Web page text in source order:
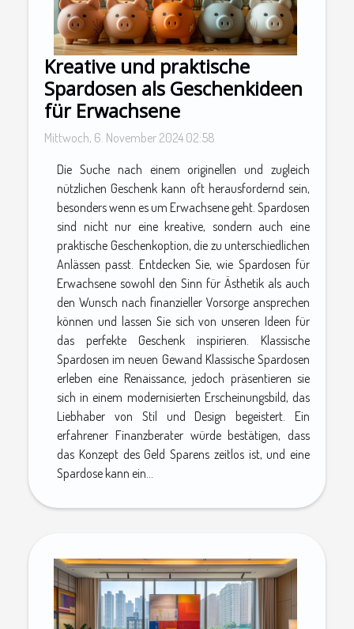
Kreative und praktische
Spardosen als Geschenkideen
für Erwachsene
Mittwoch, 6. November 2024 02:58
Die Suche nach einem originellen und zugleich
nützlichen Geschenk kann oft herausfordernd sein,
besonders wenn es um Erwachsene geht. Spardosen
sind nicht nur eine kreative, sondern auch eine
praktische Geschenkoption, die zu unterschiedlichen
Anlässen passt. Entdecken Sie, wie Spardosen für
Erwachsene sowohl den Sinn für Ästhetik als auch
den Wunsch nach finanzieller Vorsorge ansprechen
können und lassen Sie sich von unseren Ideen für
das perfekte Geschenk inspirieren. Klassische
Spardosen im neuen Gewand Klassische Spardosen
erleben eine Renaissance, jedoch präsentieren sie
sich in einem modernisierten Erscheinungsbild, das
Liebhaber von Stil und Design begeistert. Ein
erfahrener Finanzberater würde bestätigen, dass
das Konzept des Geld Sparens zeitlos ist, und eine
Spardose kann ein...